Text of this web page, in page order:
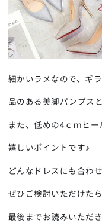
細かいラメなので、ギ
品のある美脚パンプス
また、低めの4ｃｍヒ
嬉しいポイントです♪
どんなドレスにも合わ
ぜひご検討いただけた
最後までお読みいただ